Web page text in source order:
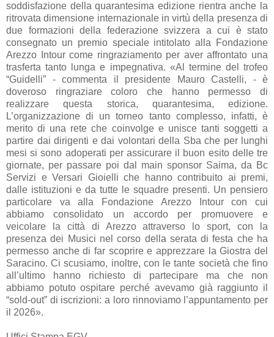
soddisfazione della quarantesima edizione rientra anche la
ritrovata dimensione internazionale in virtù della presenza di
due formazioni della federazione svizzera a cui è stato
consegnato un premio speciale intitolato alla Fondazione
Arezzo Intour come ringraziamento per aver affrontato una
trasferta tanto lunga e impegnativa. «Al termine del trofeo
“Guidelli” - commenta il presidente Mauro Castelli, - è
doveroso ringraziare coloro che hanno permesso di
realizzare questa storica, quarantesima, edizione.
L’organizzazione di un torneo tanto complesso, infatti, è
merito di una rete che coinvolge e unisce tanti soggetti a
partire dai dirigenti e dai volontari della Sba che per lunghi
mesi si sono adoperati per assicurare il buon esito delle tre
giornate, per passare poi dal main sponsor Saima, da Bc
Servizi e Versari Gioielli che hanno contribuito ai premi,
dalle istituzioni e da tutte le squadre presenti. Un pensiero
particolare va alla Fondazione Arezzo Intour con cui
abbiamo consolidato un accordo per promuovere e
veicolare la città di Arezzo attraverso lo sport, con la
presenza dei Musici nel corso della serata di festa che ha
permesso anche di far scoprire e apprezzare la Giostra del
Saracino. Ci scusiamo, inoltre, con le tante società che fino
all’ultimo hanno richiesto di partecipare ma che non
abbiamo potuto ospitare perché avevamo già raggiunto il
“sold-out” di iscrizioni: a loro rinnoviamo l’appuntamento per
il 2026».